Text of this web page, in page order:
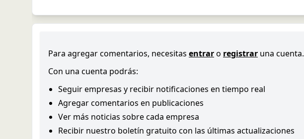
Para agregar comentarios, necesitas entraro registrar una cuenta.
Con una cuenta podrás:
Seguir empresas y recibir notificaciones en tiempo real
Agregar comentarios en publicaciones
Ver más noticias sobre cada empresa
Recibir nuestro boletín gratuito con las últimas actualizaciones